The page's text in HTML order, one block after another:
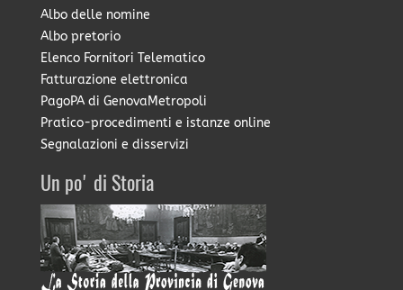
Albo delle nomine
Albo pretorio
Elenco Fornitori Telematico
Fatturazione elettronica
PagoPA di GenovaMetropoli
Pratico-procedimenti e istanze online
Segnalazioni e disservizi
Un po' di Storia